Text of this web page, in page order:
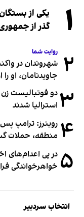
۱
یکی از
گذر از
۲ روایت شما
شهروندان در
جاویدنامان، او
۳ استرالیا شدند
۴ رویترز: ترامپ
منطقه، حملات
۵ در پی اعدام‌های
خواهرخواندگی
انتخاب سردبیر